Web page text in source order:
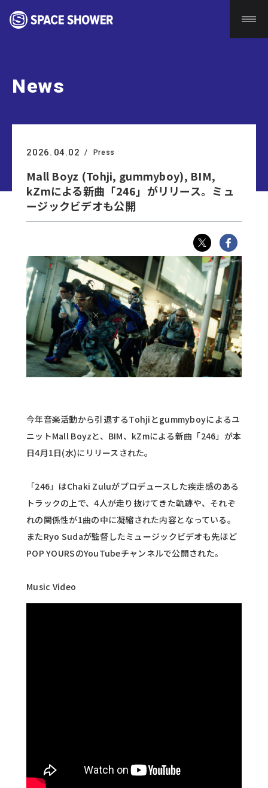
News
2026. 04.02 Press
Mall Boyz (Tohji, gummyboy), BIM,
kZmによる新曲「246」がリリース。ミュ
ージックビデオも公開
今年音楽活動から引退するTohjiとgummyboyによるユ
ニットMall Boyzと、BIM、kZmによる新曲「246」が本
日4月1日(水)にリリースされた。
「246」はChaki Zuluがプロデュースした疾走感のある
トラックの上で、4人が走り抜けてきた軌跡や、それぞ
れの関係性が1曲の中に凝縮された内容となっている。
またRyo Sudaが監督したミュージックビデオも先ほど
POP YOURSのYouTubeチャンネルで公開された。
Music Video